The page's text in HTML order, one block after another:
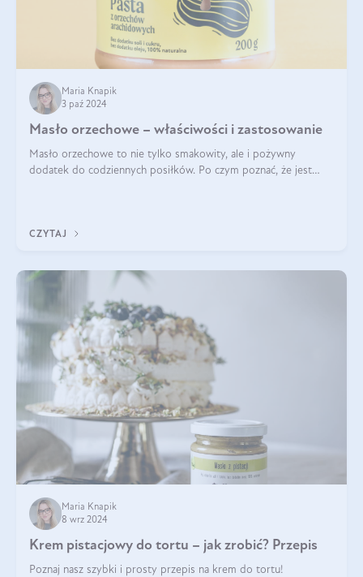
Maria Knapik
3 paź 2024
Masło orzechowe – właściwości i zastosowanie
Masło orzechowe to nie tylko smakowity, ale i pożywny
dodatek do codziennych posiłków. Po czym poznać, że jest
CZYTAJ
Maria Knapik
8 wrz 2024
Krem pistacjowy do tortu – jak zrobić? Przepis
Poznaj nasz szybki i prosty przepis na krem do tortu!